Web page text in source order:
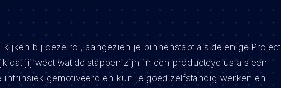
bij deze rol, aangezien je binnenstapt als de enige Project
dat jij weet wat de stappen zijn in een productcyclus als een
intrinsiek gemotiveerd en kun je goed zelfstandig werken en